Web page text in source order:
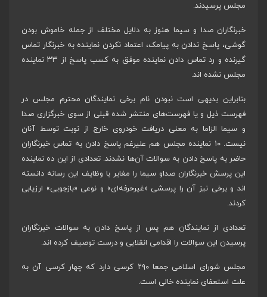
مجلس پرسیدند.
خبرنگاران صدا و سیما هنوز به دلایل مختلف از جمله خاموش بودن
گوشی، پاسخ ندادن به پیامک، اعتماد نکردن نماینده به خبرنگار تماس
گیرنده و رد تماس دادن نماینده موفق به کسب پاسخ از ۳۳ نماینده
مجلس نشده اند.
بنابراین بدیهی است نبودن نام برخی نمایندگان محترم مجلس در
فهرست ذیل و یا فهرست‌های منتشر شده قبلی از سوی خبرگزاری صدا
و سیما الزاما به معنی دریافت خودروی خارج از نوبت توسط آنان
نیست. ۱۰ نماینده مجلس هم علیرغم پاسخ دادن به تماس خبرنگاران‏
حاضر به پاسخ دادن به سوالات آن‌ها نشدند. تعدادی از این ده نماینده
این پرسش خبرنگاران صداو سیما را مغایر با وظایف این رسانه دانسته
اند و برخی نیز آن را پرسشی «غیرحرفه‌ای» و نوعی «بازجویی» ارزیابی
کردند.
تعدادی از نمایندگان هم پس از پاسخ دادن به سوالات خبرنگاران
پرسیدن این سوالات را اقدامی انقلابی و درست توصیف کرده اند.
مجلس شورای اسلامی جمعا ۲۹۰ کرسی دارد که چهار کرسی آن به
علت استعفای نماینده خالی است.